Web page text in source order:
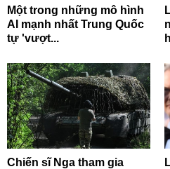
Một trong những mô hình
AI mạnh nhất Trung Quốc
tự 'vượt...
Chiến sĩ Nga tham gia